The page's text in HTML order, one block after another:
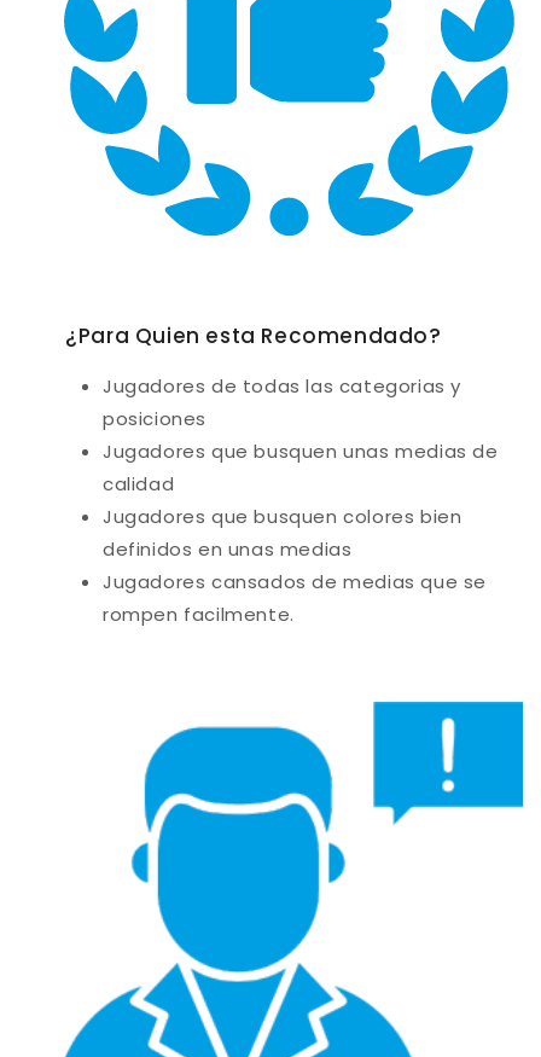
¿Para Quien esta Recomendado?
Jugadores de todas las categorias y
posiciones
Jugadores que busquen unas medias de
calidad
Jugadores que busquen colores bien
definidos en unas medias
Jugadores cansados de medias que se
rompen facilmente.